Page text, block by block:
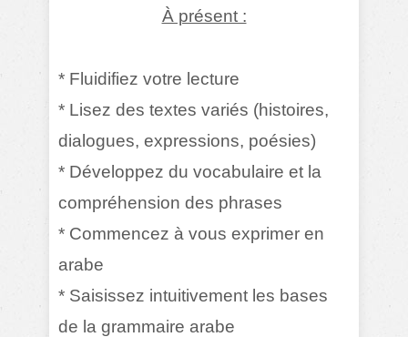
À présent :
* Fluidifiez votre lecture
* Lisez des textes variés (histoires,
dialogues, expressions, poésies)
* Développez du vocabulaire et la
compréhension des phrases
* Commencez à vous exprimer en
arabe
* Saisissez intuitivement les bases
de la grammaire arabe